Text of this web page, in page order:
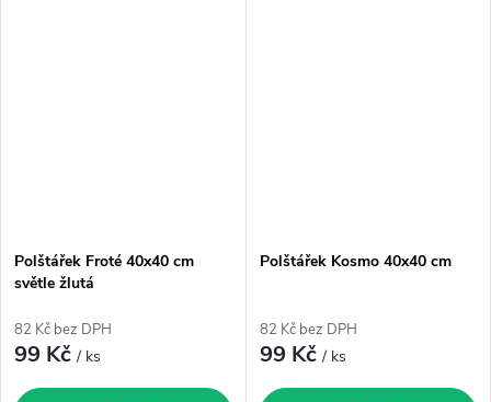
Polštářek Froté 40x40 cm
světle žlutá
82 Kč bez DPH
99 Kč/ ks
Polštářek Kosmo 40x40 cm
82 Kč bez DPH
99 Kč/ ks